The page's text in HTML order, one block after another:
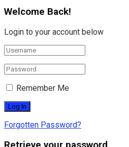
Welcome Back!
Login to your account below
Remember Me
Forgotten Password?